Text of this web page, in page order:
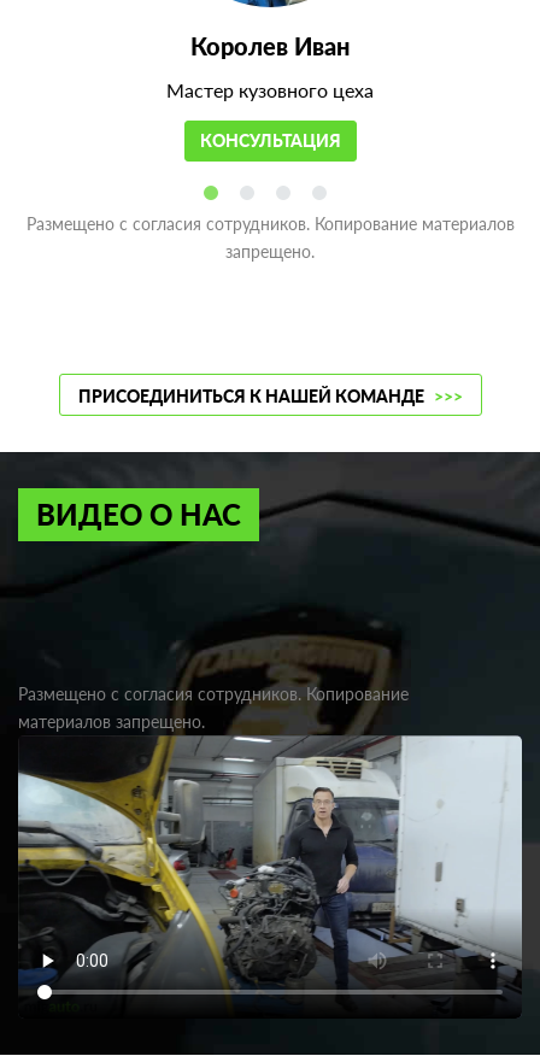
Королев Иван
Мастер кузовного цеха
КОНСУЛЬТАЦИЯ
Размещено с согласия сотрудников. Копирование материалов
запрещено.
ПРИСОЕДИНИТЬСЯ К НАШЕЙ КОМАНДЕ >>>
ВИДЕО О НАС
Размещено с согласия сотрудников. Копирование
материалов запрещено.